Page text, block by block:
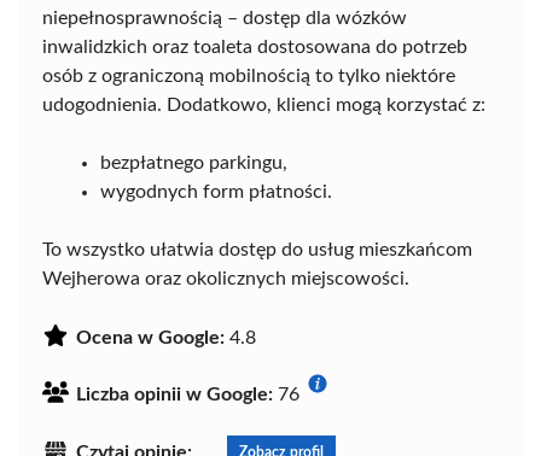
niepełnosprawnością – dostęp dla wózków
inwalidzkich oraz toaleta dostosowana do potrzeb
osób z ograniczoną mobilnością to tylko niektóre
udogodnienia. Dodatkowo, klienci mogą korzystać z:
bezpłatnego parkingu,
wygodnych form płatności.
To wszystko ułatwia dostęp do usług mieszkańcom
Wejherowa oraz okolicznych miejscowości.
Ocena w Google: 4.8
Liczba opinii w Google: 76
Czytaj opinie: Zobacz profil